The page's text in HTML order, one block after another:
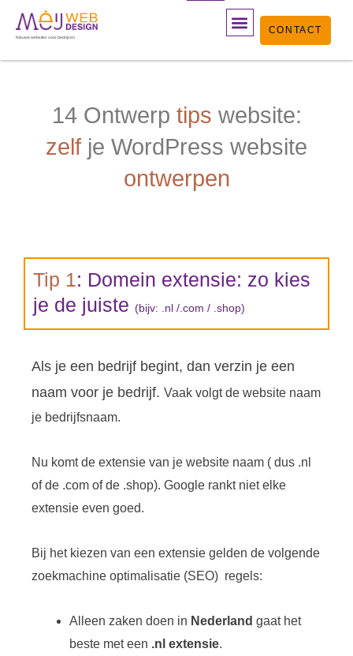
naarNieuwe websites voor bedrijven
CONTACT
14 Ontwerp tips website:
zelf je WordPress website
ontwerpen
Tip 1: Domein extensie: zo kies
je de juiste (bijv: .nl /.com / .shop)
Als je een bedrijf begint, dan verzin je een
naam voor je bedrijf. Vaak volgt de website naam
je bedrijfsnaam.
Nu komt de extensie van je website naam ( dus .nl
of de .com of de .shop). Google rankt niet elke
extensie even goed.
Bij het kiezen van een extensie gelden de volgende
zoekmachine optimalisatie (SEO) regels:
Alleen zaken doen in Nederland gaat het
beste met een .nl extensie.